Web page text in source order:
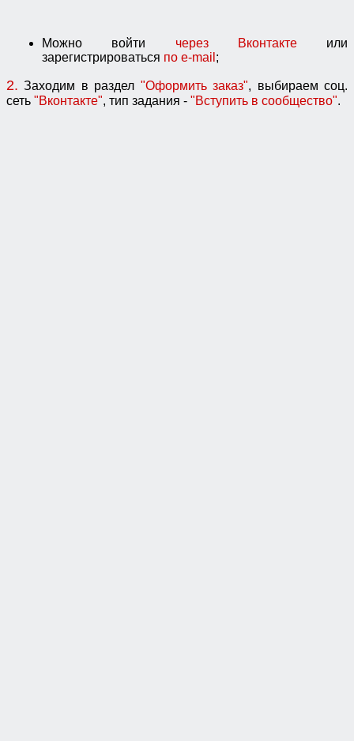
Можно войти через Вконтактеили
зарегистрироваться по e-mail ;
2. Заходим в раздел "Оформить заказ", выбираем соц.
сеть "Вконтакте", тип задания - "Вступить в сообщество".